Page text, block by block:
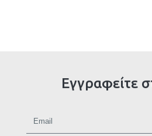
Εγγραφείτε